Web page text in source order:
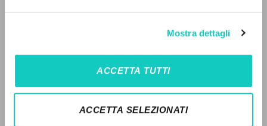
Mostra dettagli
ACCETTA TUTTI
ACCETTA SELEZIONATI
Carrón JuliánCurator
Fraternità di Comunione e Liberazione
Pages: 5
Italian English Spanish
NEWSLETTER